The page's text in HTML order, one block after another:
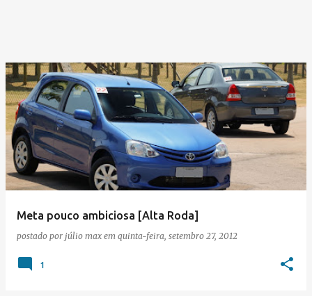
Meta pouco ambiciosa [Alta Roda]
postado por júlio max em quinta-feira, setembro 27, 2012
1